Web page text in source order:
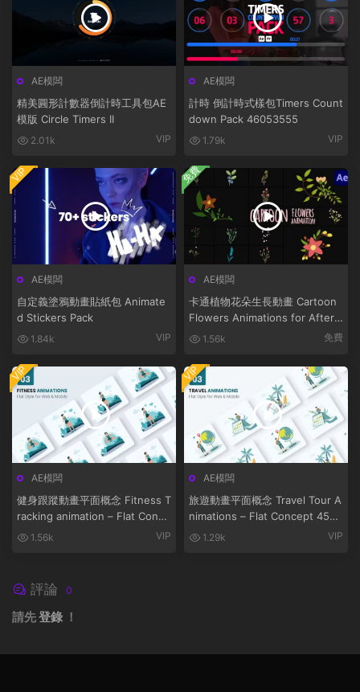
AE模闆
精美圓形計數器倒計時工具包AE
模版 Circle Timers II
2.01k VIP
AE模闆
計時 倒計時式樣包Timers Count
down Pack 46053555
1.79k VIP
AE模闆
自定義塗鴉動畫貼紙包 Animate
d Stickers Pack
1.84k VIP
VIP
AE模闆
卡通植物花朵生長動畫 Cartoon
Flowers Animations for After
Effects
1.56k 免費
免費
AE模闆
健身跟蹤動畫平面概念 Fitness T
racking animation – Flat Conce
pt 1.56k VIP
VIP
AE模闆
旅遊動畫平面概念 Travel Tour A
nimations – Flat Concept 4570
72581.29k VIP
VIP
評論 0
請先登錄 ！